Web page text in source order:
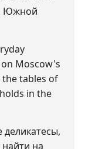
Южной
Moscow's
the tables of
in the
на